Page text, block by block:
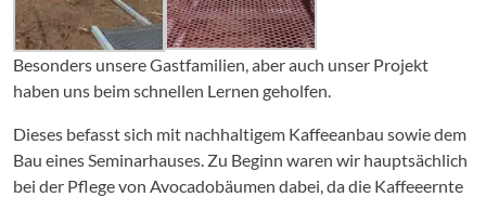
Besonders unsere Gastfamilien, aber auch unser Projekt
haben uns beim schnellen Lernen geholfen.
Dieses befasst sich mit nachhaltigem Kaffeeanbau sowie dem
Bau eines Seminarhauses. Zu Beginn waren wir hauptsächlich
bei der Pflege von Avocadobäumen dabei, da die Kaffeeernte